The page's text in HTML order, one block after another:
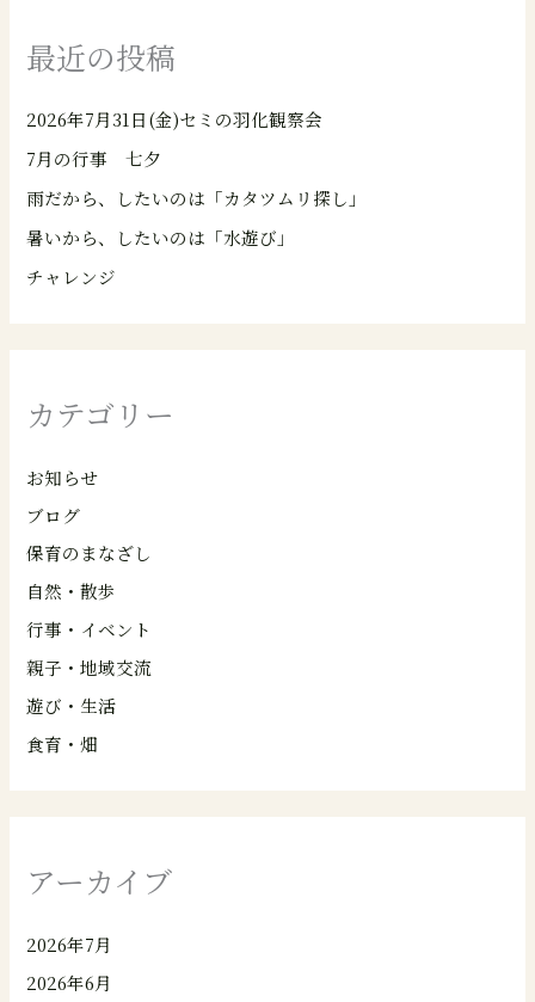
最近の投稿
2026年7月31日(金)セミの羽化観察会
7月の行事 七夕
雨だから、したいのは「カタツムリ探し」
暑いから、したいのは「水遊び」
チャレンジ
カテゴリー
お知らせ
ブログ
保育のまなざし
自然・散歩
行事・イベント
親子・地域交流
遊び・生活
食育・畑
アーカイブ
2026年7月
2026年6月